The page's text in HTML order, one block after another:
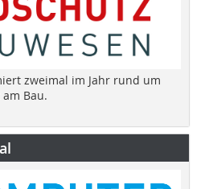
zweimal im Jahr rund um
Bau.